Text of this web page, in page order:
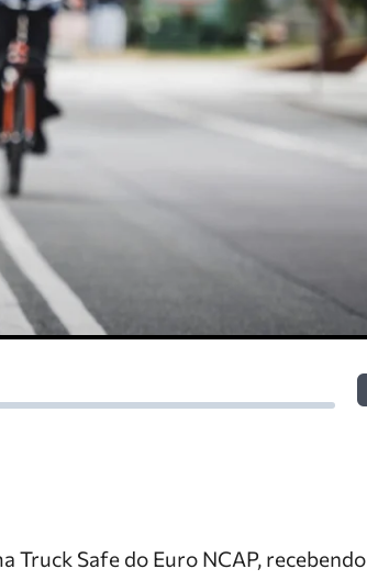
Truck Safe do Euro NCAP, recebendo